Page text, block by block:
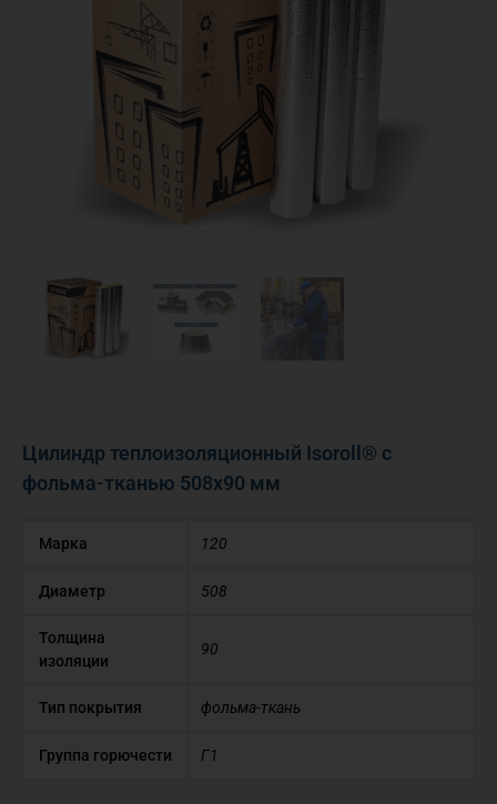
Цилиндр теплоизоляционный Isoroll® с
фольма-тканью 508х90 мм
Марка 120
Диаметр 508
Толщина
изоляции
90
Тип покрытия фольма-ткань
Группа горючести Г1